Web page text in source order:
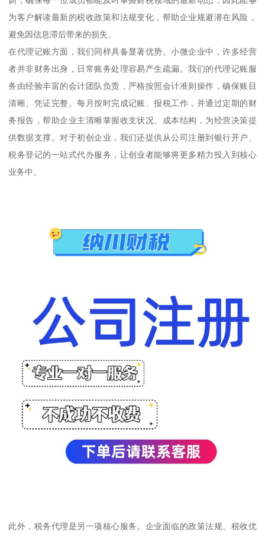
为客户解读最新的税收政策和法规变化，帮助企业规避潜在风险，
避免因信息滞后带来的损失。
在代理记账方面，我们同样具备显著优势。小微企业中，许多经营
者并非财务出身，日常账务处理容易产生疏漏。我们的代理记账服
务由经验丰富的会计团队负责，严格按照会计准则操作，确保账目
清晰、凭证完整。每月按时完成记账、报税工作，并通过定期的财
务报告，帮助企业主清晰掌握收支状况、成本结构，为经营决策提
供数据支撑。对于初创企业，我们还提供从公司注册到银行开户、
税务登记的一站式代办服务，让创业者能够将更多精力投入到核心
业务中。
此外，税务代理是另一项核心服务。企业面临的政策法规、税收优